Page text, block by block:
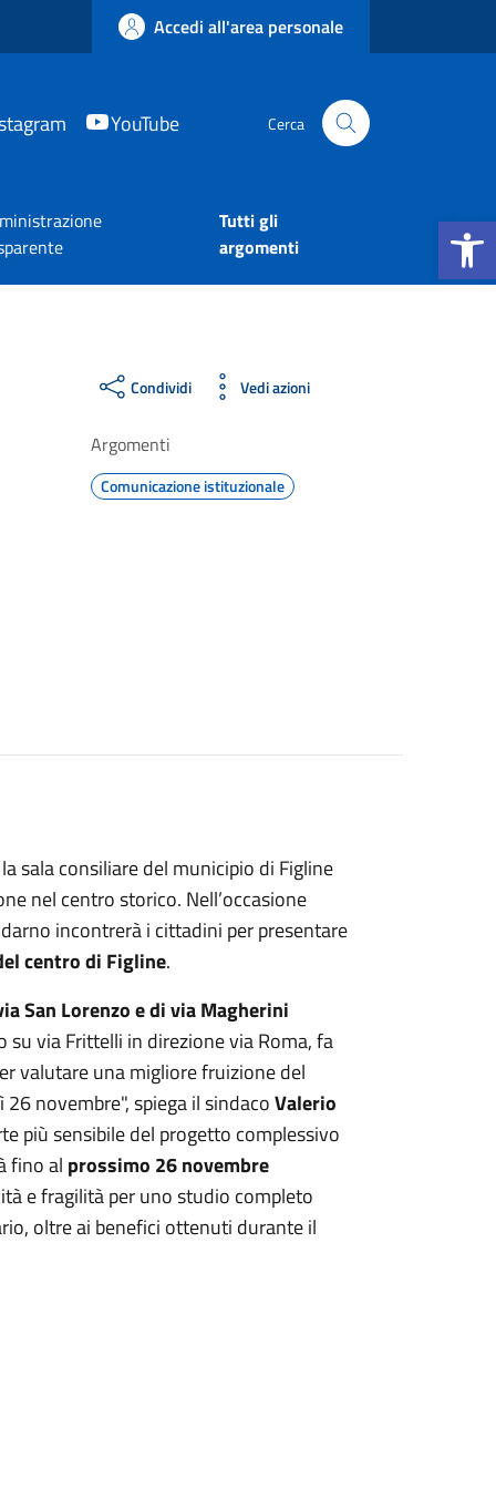
Apri la
Accedi all'area personale
YouTube Cerca
Tutti gli
argomenti
Condividi Vedi azioni
Argomenti
Comunicazione istituzionale
sala consiliare del municipio di Figline
nel centro storico. Nell’occasione
incontrerà i cittadini per presentare
centro di Figline.
San Lorenzo e di via Magherini
su via Frittelli in direzione via Roma, fa
valutare una migliore fruizione del
novembre", spiega il sindacoValerio
più sensibile del progetto complessivo
fino al prossimo 26 novembre
e fragilità per uno studio completo
oltre ai benefici ottenuti durante il